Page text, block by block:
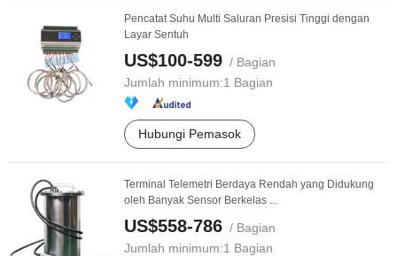
Pencatat Suhu Multi Saluran Presisi Tinggi dengan
Layar Sentuh
US$100-599 / Bagian
Jumlah minimum:1 Bagian
Hubungi Pemasok
Terminal Telemetri Berdaya Rendah yang Didukung
oleh Banyak Sensor Berkelas ...
US$558-786 / Bagian
Jumlah minimum:1 Bagian